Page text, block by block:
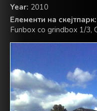
Year: 2010
Елементи на скејтпарк:
Funbox со grindbox 1/3,